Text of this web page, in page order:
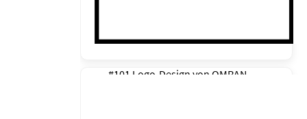
#101 Logo-Design von OMRAN